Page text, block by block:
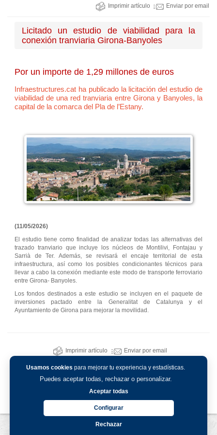
Usamos cookies para mejorar tu experiencia y estadísticas.
Puedes aceptar todas, rechazar o personalizar.
Aceptar todas
Configurar
Rechazar
Imprimir artículo Enviar por email
Licitado un estudio de viabilidad para la
conexión tranviaria Girona-Banyoles
Por un importe de 1,29 millones de euros
Infraestructures.cat ha publicado la licitación del estudio de
viabilidad de una red tranviaria entre Girona y Banyoles, la
capital de la comarca del Pla de l’Estany.
(11/05/2026)
El estudio tiene como finalidad de analizar todas las alternativas del
trazado tranviario que incluye los núcleos de Montilivi, Fontajau y
Sarrià de Ter. Además, se revisará el encaje territorial de esta
infraestructura, así como los posibles condicionantes técnicos para
llevar a cabo la conexión mediante este modo de transporte ferroviario
entre Girona- Banyoles.
Los fondos destinados a este estudio se incluyen en el paquete de
inversiones pactado entre la Generalitat de Catalunya y el
Ayuntamiento de Girona para mejorar la movilidad.
Imprimir artículo Enviar por email
Política de privacidad